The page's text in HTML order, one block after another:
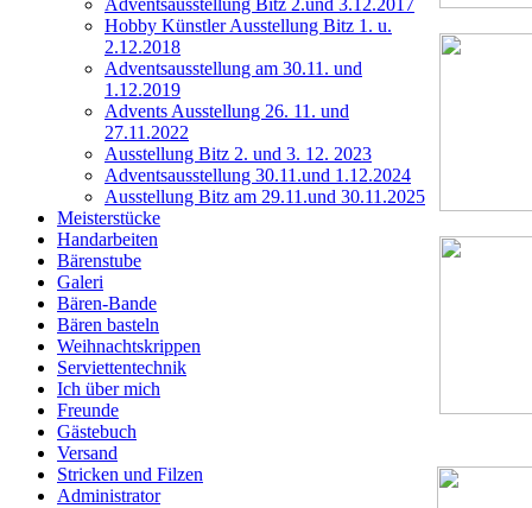
Adventsausstellung Bitz 2.und 3.12.2017
Hobby Künstler Ausstellung Bitz 1. u.
2.12.2018
Adventsausstellung am 30.11. und
1.12.2019
Advents Ausstellung 26. 11. und
27.11.2022
Ausstellung Bitz 2. und 3. 12. 2023
Adventsausstellung 30.11.und 1.12.2024
Ausstellung Bitz am 29.11.und 30.11.2025
Meisterstücke
Handarbeiten
Bärenstube
Galeri
Bären-Bande
Bären basteln
Weihnachtskrippen
Serviettentechnik
Ich über mich
Freunde
Gästebuch
Versand
Stricken und Filzen
Administrator